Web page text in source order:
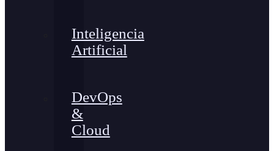
Inteligencia
Artificial
DevOps
&
Cloud